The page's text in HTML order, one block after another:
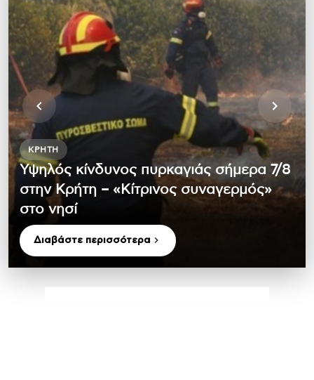
ΚΡΉΤΗ
Υψηλός κίνδυνος πυρκαγιάς σήμερα 7/8
στην Κρήτη – «Κίτρινος συναγερμός»
στο νησί
Διαβάστε περισσότερα